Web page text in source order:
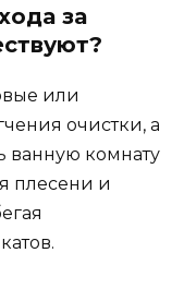
за
или
очистки, а
ванную комнату
плесени и